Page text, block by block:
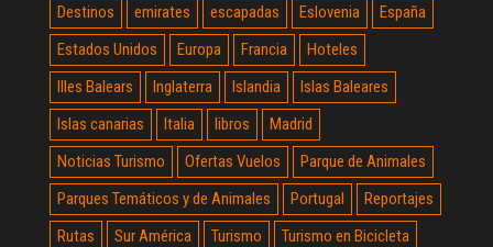
Destinos
emirates escapadas Eslovenia
España
Estados Unidos
Europa Francia
Hoteles
Illes Balears
Inglaterra Islandia
Islas Baleares
Islas canarias
Italia libros
Madrid
Noticias Turismo
Ofertas Vuelos
Parque de Animales
Parques Temáticos y de Animales
Portugal
Reportajes
Rutas
Sur América Turismo
Turismo en Bicicleta